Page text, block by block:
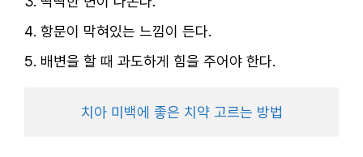
항문이 막혀있는 느낌이 든다.
배변을 할 때 과도하게 힘을 주어야 한다.
치아 미백에 좋은 치약 고르는 방법